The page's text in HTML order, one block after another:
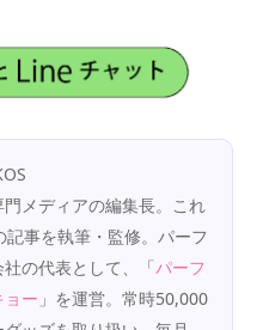
メディアの編集長。これ
事を執筆・監修。パーフ
の代表として、「パーフ
ョー 」を運営。常時50,000